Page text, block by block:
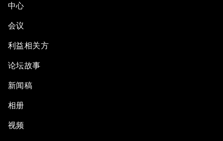
中心
会议
利益相关方
论坛故事
新闻稿
相册
视频